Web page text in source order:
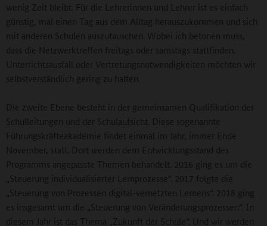
wenig Zeit bleibt. Für die Lehrerinnen und Lehrer ist es einfach
günstig, mal einen Tag aus dem Alltag herauszukommen und sich
mit anderen Schulen auszutauschen. Wobei ich betonen muss,
dass die Netzwerktreffen freitags oder samstags stattfinden.
Unterrichtsausfall oder Vertretungsnotwendigkeiten möchten wir
selbstverständlich gering zu halten.
Die zweite Ebene besteht in der gemeinsamen Qualifikation der
Schulleitungen und der Schulaufsicht. Diese sogenannte
Führungskräfteakademie findet einmal im Jahr, immer Ende
November, statt. Dort werden dem Entwicklungsstand des
Programms angepasste Themen behandelt. 2016 ging es um die
„Steuerung individualisierter Lernprozesse“. 2017 folgte die
„Steuerung von Prozessen digital-vernetzten Lernens“. 2018 ging
es insgesamt um die „Steuerung von Veränderungsprozessen“. In
diesem Jahr ist das Thema „Zukunft der Schule“. Und wir werden